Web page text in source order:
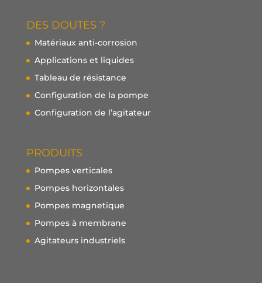
DES DOUTES ?
Matériaux anti-corrosion
Applications et liquides
Tableau de résistance
Configuration de la pompe
Configuration de l’agitateur
PRODUITS
Pompes verticales
Pompes horizontales
Pompes magnetique
Pompes à membrane
Agitateurs industriels